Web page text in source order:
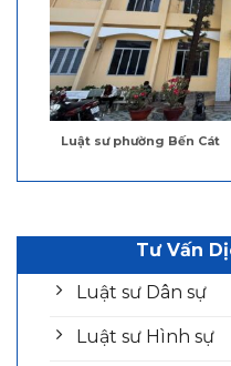
Luật sư phường Bến Cát
Tư Vấn
Luật sư Dân sự
Luật sư Hình sự